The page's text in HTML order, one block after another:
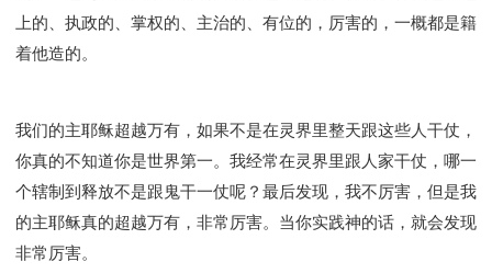
上的、执政的、掌权的、主治的、有位的，厉害的，一概都是籍
着他造的。
我们的主耶稣超越万有，如果不是在灵界里整天跟这些人干仗，
你真的不知道你是世界第一。我经常在灵界里跟人家干仗，哪一
个辖制到释放不是跟鬼干一仗呢？最后发现，我不厉害，但是我
的主耶稣真的超越万有，非常厉害。当你实践神的话，就会发现
非常厉害。